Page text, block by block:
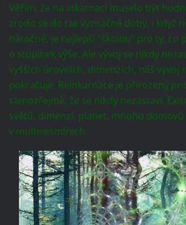
Věřím, že na inkarnaci muselo být
zrodit se do tak význačné doby, i když
náročné, je nejlepší "školou" pro ty, co
o stupínek výše. Ale vývoj se nikdy
vyšších úrovních, dimenzích, náš vývoj
pokračuje. Reinkarnace je přirozený
samozřejmě, že se nikdy nezastaví.
světů, dimenzí, planet, mnoho domovů
v multivesmírech.